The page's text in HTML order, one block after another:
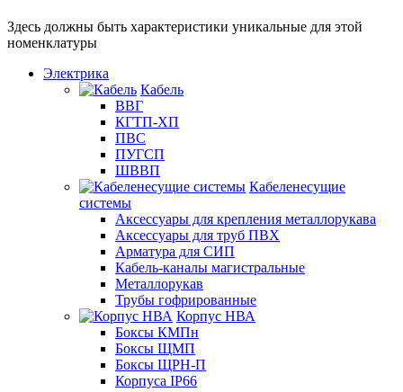
Здесь должны быть характеристики уникальные для этой
номенклатуры
Электрика
Кабель
ВВГ
КГТП-ХП
ПВС
ПУГСП
ШВВП
Кабеленесущие
системы
Аксессуары для крепления металлорукава
Аксессуары для труб ПВХ
Арматура для СИП
Кабель-каналы магистральные
Металлорукав
Трубы гофрированные
Корпус НВА
Боксы КМПн
Боксы ЩМП
Боксы ЩРН-П
Корпуса IP66